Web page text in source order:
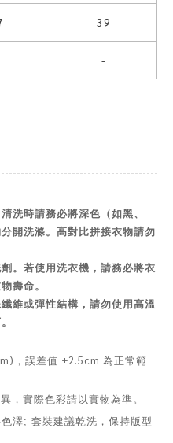
39
-
洗時請務必將深色（如黑、
開洗滌。高對比拼接衣物請勿
。若使用洗衣機，請務必將衣
壽命。
維或彈性結構，請勿使用高溫
，誤差值 ±2.5cm 為正常範
，實際色彩請以實物為準。
澤; 套裝建議乾洗，保持版型